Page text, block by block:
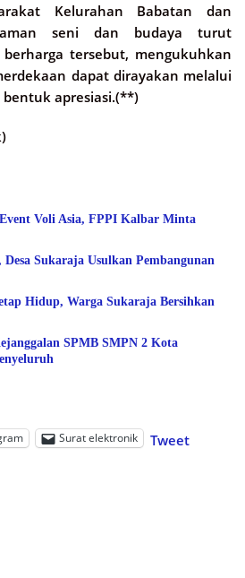
Kelurahan Babatan dan
seni dan budaya turut
tersebut, mengukuhkan
dapat dirayakan melalui
bentuk apresiasi.(**)
Voli Asia, FPPI Kalbar Minta
Sukaraja Usulkan Pembangunan
Hidup, Warga Sukaraja Bersihkan
SPMB SMPN 2 Kota
Surat elektronik Tweet